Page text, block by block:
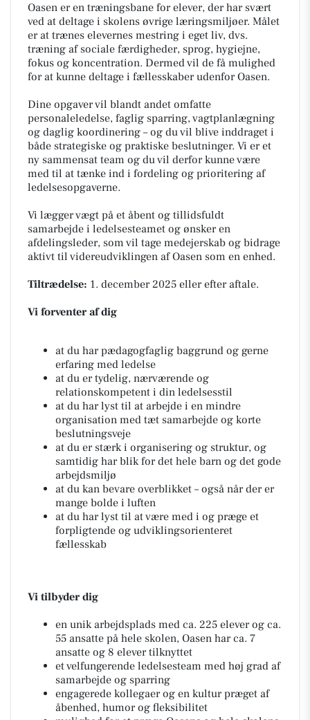
Oasen er en træningsbane for elever, der har svært
ved at deltage i skolens øvrige læringsmiljøer. Målet
er at trænes elevernes mestring i eget liv, dvs.
træning af sociale færdigheder, sprog, hygiejne,
fokus og koncentration. Dermed vil de få mulighed
for at kunne deltage i fællesskaber udenfor Oasen.
Dine opgaver vil blandt andet omfatte
personaleledelse, faglig sparring, vagtplanlægning
og daglig koordinering – og du vil blive inddraget i
både strategiske og praktiske beslutninger. Vi er et
ny sammensat team og du vil derfor kunne være
med til at tænke ind i fordeling og prioritering af
ledelsesopgaverne.
Vi lægger vægt på et åbent og tillidsfuldt
samarbejde i ledelsesteamet og ønsker en
afdelingsleder, som vil tage medejerskab og bidrage
aktivt til videreudviklingen af Oasen som en enhed.
Tiltrædelse: 1. december 2025 eller efter aftale.
Vi forventer af dig
at du har pædagogfaglig baggrund og gerne
erfaring med ledelse
at du er tydelig, nærværende og
relationskompetent i din ledelsesstil
at du har lyst til at arbejde i en mindre
organisation med tæt samarbejde og korte
beslutningsveje
at du er stærk i organisering og struktur, og
samtidig har blik for det hele barn og det gode
arbejdsmiljø
at du kan bevare overblikket – også når der er
mange bolde i luften
at du har lyst til at være med i og præge et
forpligtende og udviklingsorienteret
fællesskab
Vi tilbyder dig
en unik arbejdsplads med ca. 225 elever og ca.
55 ansatte på hele skolen, Oasen har ca. 7
ansatte og 8 elever tilknyttet
et velfungerende ledelsesteam med høj grad af
samarbejde og sparring
engagerede kollegaer og en kultur præget af
åbenhed, humor og fleksibilitet